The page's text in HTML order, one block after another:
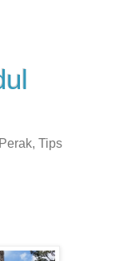
Tips